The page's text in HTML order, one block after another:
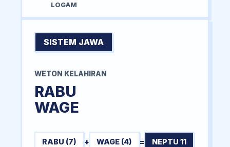
LOGAM
SISTEM JAWA
WETON KELAHIRAN
RABU
WAGE
RABU (7) + WAGE (4) = NEPTU 11